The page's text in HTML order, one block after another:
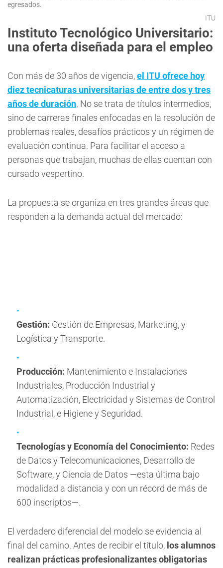
egresados.
ITU
Instituto Tecnológico Universitario:
una oferta diseñada para el empleo
Con más de 30 años de vigencia,el ITU ofrece hoy
diez tecnicaturas universitarias de entre dos y tres
años de duración. No se trata de títulos intermedios,
sino de carreras finales enfocadas en la resolución de
problemas reales, desafíos prácticos y un régimen de
evaluación continua. Para facilitar el acceso a
personas que trabajan, muchas de ellas cuentan con
cursado vespertino.
La propuesta se organiza en tres grandes áreas que
responden a la demanda actual del mercado:
Gestión: Gestión de Empresas, Marketing, y
Logística y Transporte.
Producción: Mantenimiento e Instalaciones
Industriales, Producción Industrial y
Automatización, Electricidad y Sistemas de Control
Industrial, e Higiene y Seguridad.
Tecnologías y Economía del Conocimiento: Redes
de Datos y Telecomunicaciones, Desarrollo de
Software, y Ciencia de Datos —esta última bajo
modalidad a distancia y con un récord de más de
600 inscriptos—.
El verdadero diferencial del modelo se evidencia al
final del camino. Antes de recibir el título, los alumnos
realizan prácticas profesionalizantes obligatorias